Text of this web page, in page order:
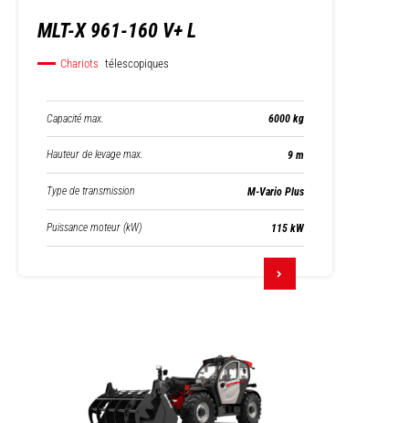
MLT-X 961-160 V+ L
Chariots télescopiques
Capacité max. 6000 kg
Hauteur de levage max. 9 m
Type de transmission M-Vario Plus
Puissance moteur (kW) 115 kW